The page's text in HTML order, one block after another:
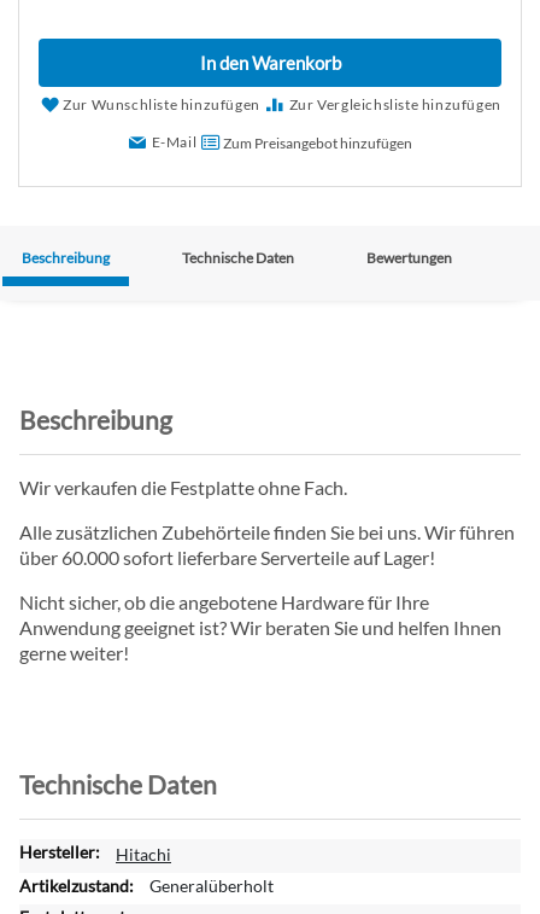
In den Warenkorb
Zur Wunschliste hinzufügen Zur Vergleichsliste hinzufügen
E-Mail Zum Preisangebot hinzufügen
Beschreibung Technische Daten Bewertungen
Beschreibung
Wir verkaufen die Festplatte ohne Fach.
Alle zusätzlichen Zubehörteile finden Sie bei uns. Wir führen
über 60.000 sofort lieferbare Serverteile auf Lager!
Nicht sicher, ob die angebotene Hardware für Ihre
Anwendung geeignet ist? Wir beraten Sie und helfen Ihnen
gerne weiter!
Technische Daten
W
e
Hitachi
Generalüberholt